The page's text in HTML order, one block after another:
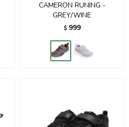
CAMERON RUNING -
GREY/WINE
$ 999